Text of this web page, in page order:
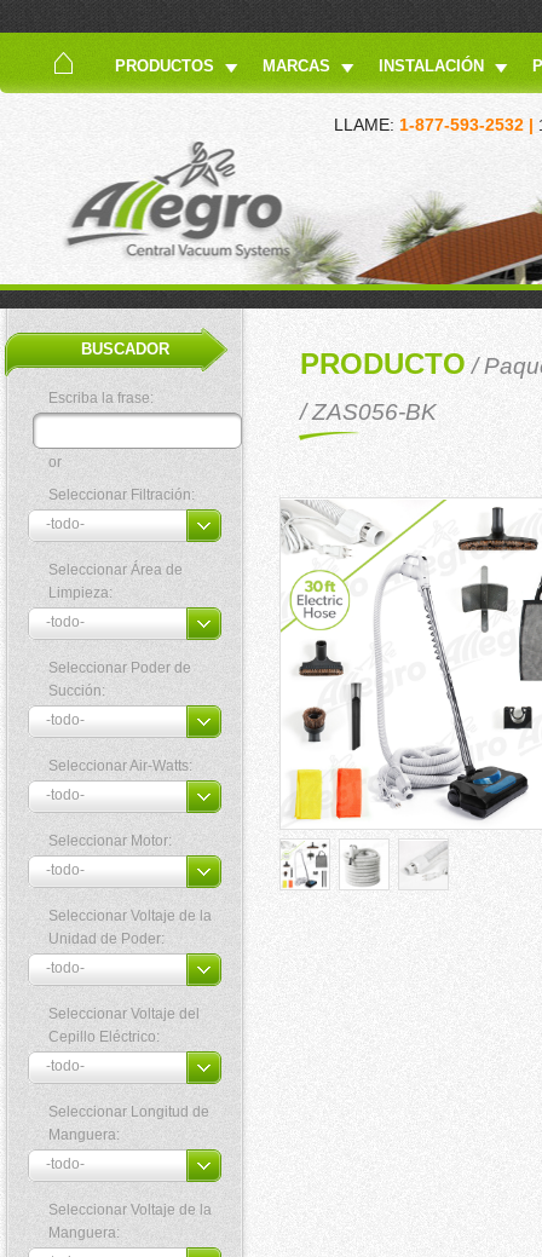
PRODUCTOS MARCAS INSTALACIÓN
LLAME: 1-877-593-2532 |
BUSCADOR
Escriba la frase:
or
Seleccionar Filtración:
Seleccionar Área de
Limpieza:
Seleccionar Poder de
Succión:
Seleccionar Air-Watts:
Seleccionar Motor:
Seleccionar Voltaje de la
Unidad de Poder:
Seleccionar Voltaje del
Cepillo Eléctrico:
Seleccionar Longitud de
Manguera:
Seleccionar Voltaje de la
Manguera:
PRODUCTO/
/ ZAS056-BK